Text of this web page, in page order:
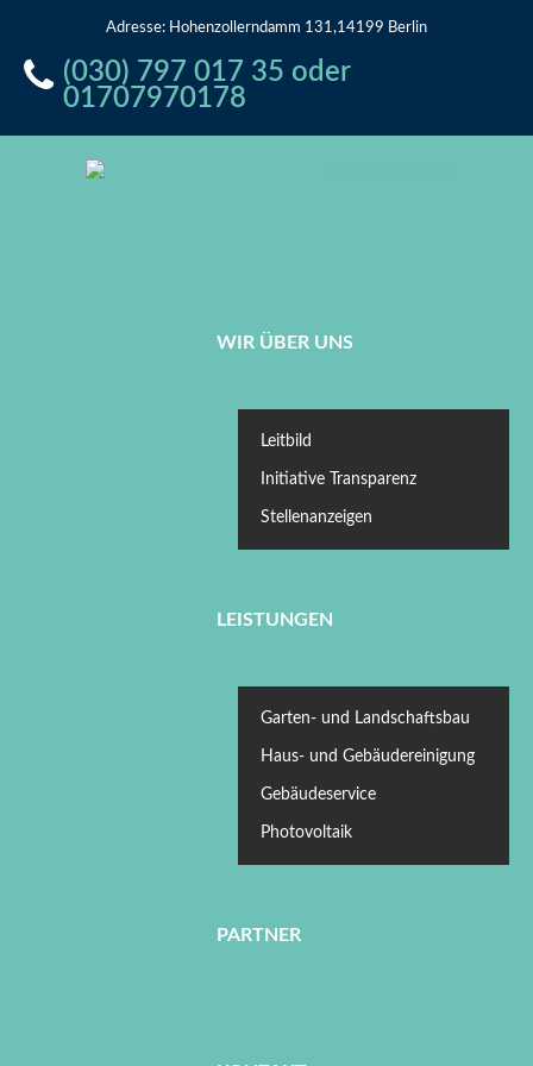
Adresse: Hohenzollerndamm 131,14199 Berlin
(030) 797 017 35 oder
01707970178
WIR ÜBER UNS
Leitbild
Initiative Transparenz
Stellenanzeigen
LEISTUNGEN
Garten- und Landschaftsbau
Haus- und Gebäudereinigung
Gebäudeservice
Photovoltaik
PARTNER